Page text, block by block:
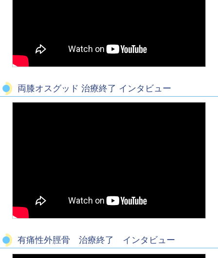
両膝オスグッド 治療終了 インタビュー
有痛性外脛骨 治療終了 インタビュー